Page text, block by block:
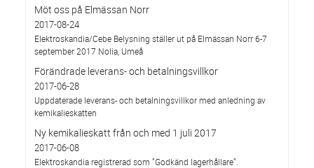
Möt oss på Elmässan Norr
2017-08-24
Elektroskandia/Cebe Belysning ställer ut på Elmässan Norr 6-7
september 2017 Nolia, Umeå
Förändrade leverans- och betalningsvillkor
2017-06-28
Uppdaterade leverans- och betalningsvillkor med anledning av
kemikalieskatten
Ny kemikalieskatt från och med 1 juli 2017
2017-06-08
Elektroskandia registrerad som ”Godkänd lagerhållare”.